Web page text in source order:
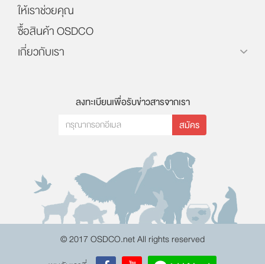
ให้เราช่วยคุณ
ซื้อสินค้า OSDCO
เกี่ยวกับเรา
ลงทะเบียนเพื่อรับข่าวสารจากเรา
สมัคร
© 2017 OSDCO.net All rights reserved